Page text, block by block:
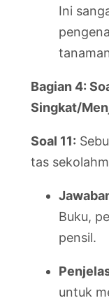
Ini
Bagian 4:
Singkat/
Soal 11:
tas
Buku,
pensil.
untuk